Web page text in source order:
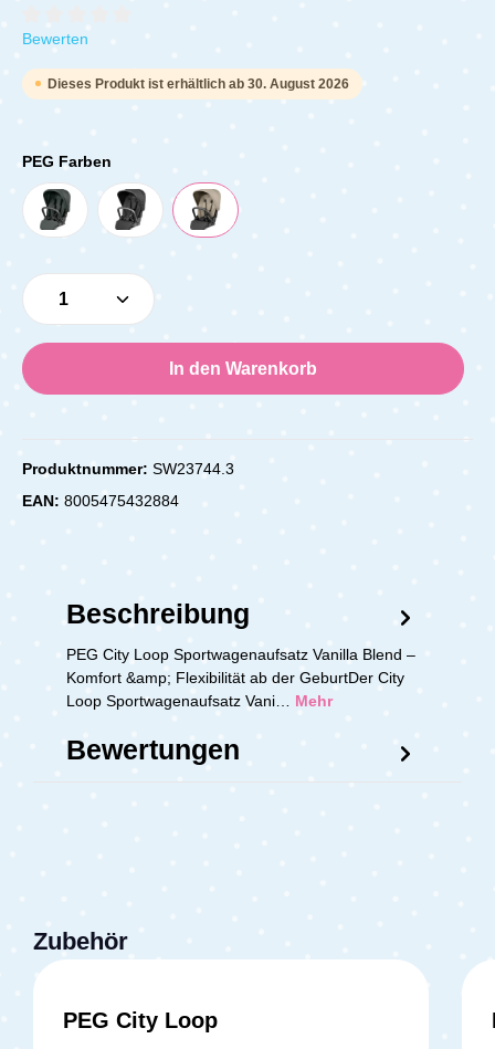
Durchschnittliche Bewertung von 0 von 5 Sternen
Bewerten
Dieses Produkt ist erhältlich ab 30. August 2026
PEG Farben
Produkt Anzahl: Gib den gewünschten
In den Warenkorb
Produktnummer: SW23744.3
EAN: 8005475432884
Beschreibung
PEG City Loop Sportwagenaufsatz Vanilla Blend –
Komfort &amp; Flexibilität ab der GeburtDer City
Loop Sportwagenaufsatz Vani… Mehr
Bewertungen
Zubehör
PEG City Loop